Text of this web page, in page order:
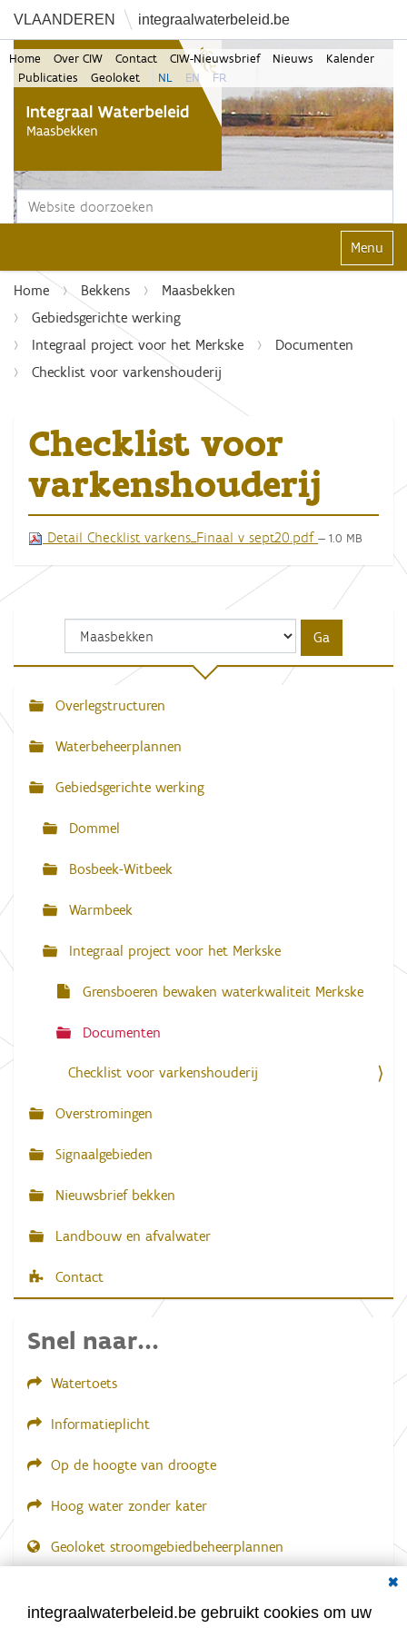
VLAANDEREN integraalwaterbeleid.be
Zoek
Home Over CIW Contact CIW-Nieuwsbrief Nieuws
Kalender
Publicaties
Geoloket NL EN FR
Klap
Home Bekkens
Maasbekken
Gebiedsgerichte werking
Integraal project voor het Merkske
Documenten
Checklist voor varkenshouderij
Checklist voor
varkenshouderij
Detail Checklist varkens_Finaal v sept20.pdf — 1.0 MB
N
a
i
Overlegstructuren
Waterbeheerplannen
Gebiedsgerichte werking
Dommel
Bosbeek-Witbeek
Warmbeek
Integraal project voor het Merkske
Grensboeren bewaken waterkwaliteit Merkske
Documenten
Checklist voor varkenshouderij
Overstromingen
Signaalgebieden
Nieuwsbrief bekken
Landbouw en afvalwater
Contact
Snel naar...
Watertoets
Informatieplicht
Op de hoogte van droogte
Hoog water zonder kater
Geoloket stroomgebiedbeheerplannen
LOGIN VEREIST
integraalwaterbeleid.be gebruikt cookies om uw